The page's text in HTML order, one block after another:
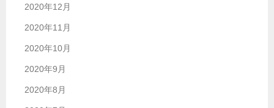
2020年12月
2020年11月
2020年10月
2020年9月
2020年8月